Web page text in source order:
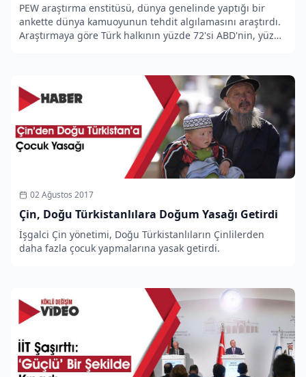
PEW araştırma enstitüsü, dünya genelinde yaptığı bir
ankette dünya kamuoyunun tehdit algılamasını araştırdı.
Araştırmaya göre Türk halkının yüzde 72'si ABD'nin, yüzde
02 Ağustos 2017
Çin, Doğu Türkistanlılara Doğum Yasağı Getirdi
İşgalci Çin yönetimi, Doğu Türkistanlıların Çinlilerden
daha fazla çocuk yapmalarına yasak getirdi.